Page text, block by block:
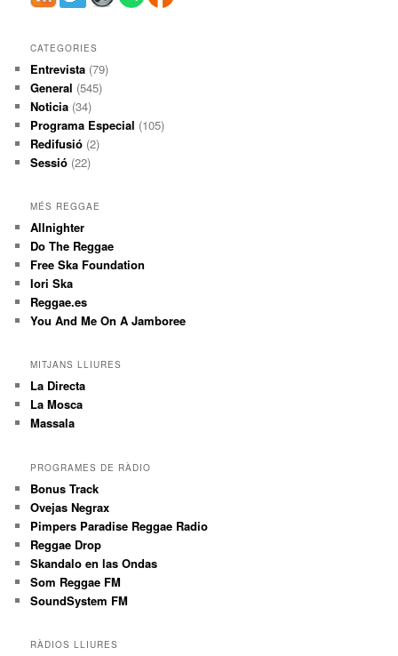
CATEGORIES
Entrevista (79)
General (545)
Noticia (34)
Programa Especial (105)
Redifusió (2)
Sessió (22)
MÉS REGGAE
Allnighter
Do The Reggae
Free Ska Foundation
Iori Ska
Reggae.es
You And Me On A Jamboree
MITJANS LLIURES
La Directa
La Mosca
Massala
PROGRAMES DE RÀDIO
Bonus Track
Ovejas Negrax
Pimpers Paradise Reggae Radio
Reggae Drop
Skandalo en las Ondas
Som Reggae FM
SoundSystem FM
RÀDIOS LLIURES